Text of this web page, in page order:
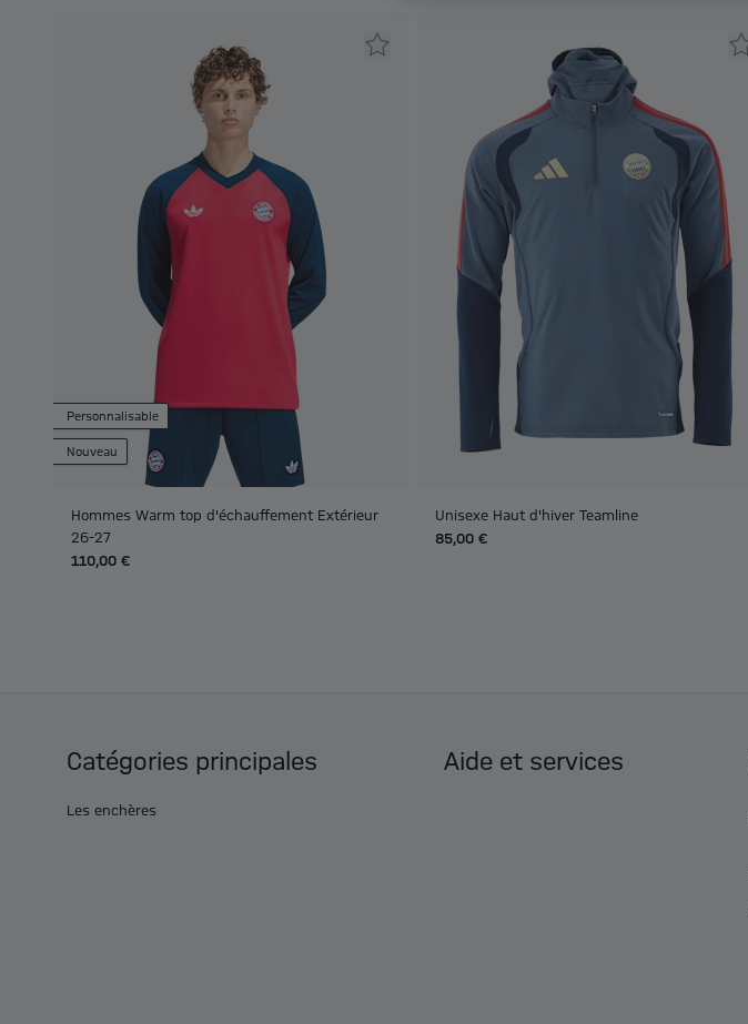
Personnalisable
Nouveau
Hommes Warm top d'échauffement Extérieur
26-27
110,00 €
Unisexe Haut d'hiver Teamline
85,00 €
Catégories principales
Les enchères
Aide et services